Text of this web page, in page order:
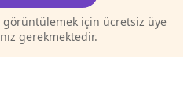
görüntülemek için ücretsiz üye
gerekmektedir.